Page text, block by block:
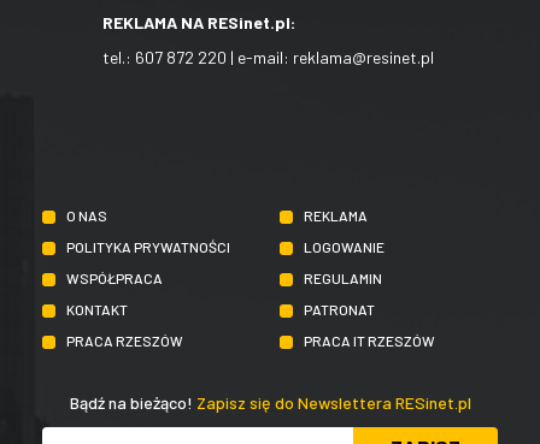
REKLAMA NA RESinet.pl:
tel.: 607 872 220 | e-mail: reklama@resinet.pl
O NAS
REKLAMA
POLITYKA PRYWATNOŚCI
LOGOWANIE
WSPÓŁPRACA
REGULAMIN
KONTAKT
PATRONAT
PRACA RZESZÓW
PRACA IT RZESZÓW
Bądź na bieżąco! Zapisz się do Newslettera RESinet.pl